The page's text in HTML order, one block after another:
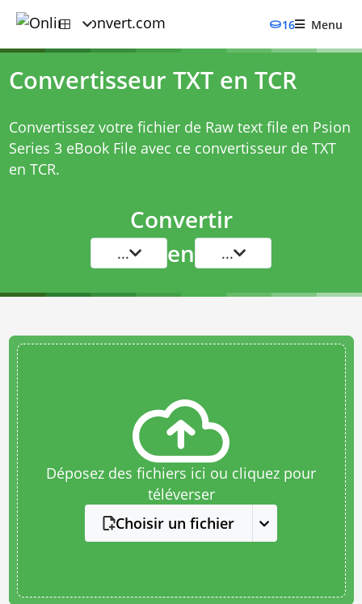
16 Menu
Convertisseur TXT en TCR
Convertissez votre fichier de Raw text file en Psion
Series 3 eBook File avec ce convertisseur de TXT
en TCR.
Convertir
... en ...
Déposez des fichiers ici ou cliquez pour
téléverser
Choisir un fichier